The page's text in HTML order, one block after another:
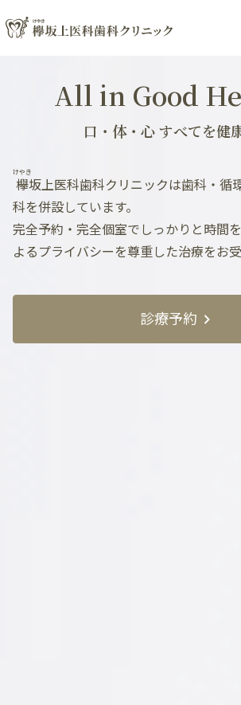
All in Good
口・体・心 すべてを健
欅
けやき
坂上医科歯科クリニックは歯科・循
科を併設しています。
完全予約・完全個室でしっかりと時間を
よるプライバシーを尊重した治療をお受
診療予約